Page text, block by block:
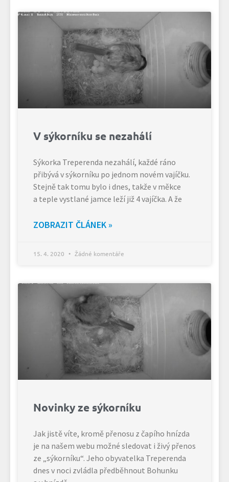
V sýkorníku se nezahálí
Sýkorka Treperenda nezahálí, každé ráno
přibývá v sýkorníku po jednom novém vajíčku.
Stejně tak tomu bylo i dnes, takže v měkce
a teple vystlané jamce leží již 4 vajíčka. A že
ZOBRAZIT ČLÁNEK »
15. 4. 2020 Žádné komentáře
Novinky ze sýkorníku
Jak jistě víte, kromě přenosu z čapího hnízda
je na našem webu možné sledovat i živý přenos
ze „sýkorníku“. Jeho obyvatelka Treperenda
dnes v noci zvládla předběhnout Bohunku